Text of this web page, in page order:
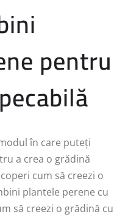
pentru
în care puteți
a crea o grădină
cum să creezi o
plantele perene cu
să creezi o grădină cu